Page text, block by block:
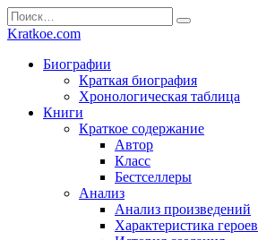
Перейти
к
Search
for:
Kratkoe.com
Биографии
Краткая биография
Хронологическая таблица
Книги
Краткое содержание
Автор
Класс
Бестселлеры
Анализ
Анализ произведений
Характеристика героев